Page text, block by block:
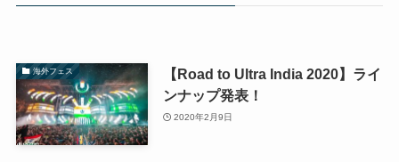
海外フェス
【Road to Ultra India 2020】ライ
ンナップ発表！
2020年2月9日